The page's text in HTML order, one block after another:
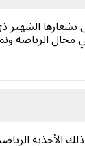
بشعارها الشهير
مجال الرياضة